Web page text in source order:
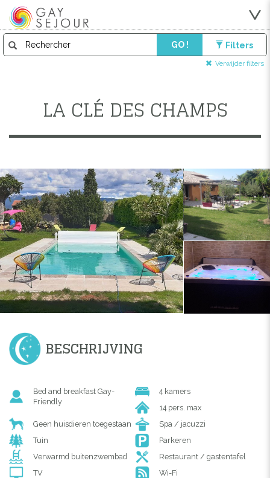
GO ! Filters
Verwijder filters
LA CLÉ DES CHAMPS
BESCHRIJVING
Bed and breakfast Gay-
Friendly
4 kamers
14 pers. max
Geen huisdieren toegestaan
Spa / jacuzzi
Tuin
Parkeren
Verwarmd buitenzwembad
Restaurant / gastentafel
TV
Wi-Fi